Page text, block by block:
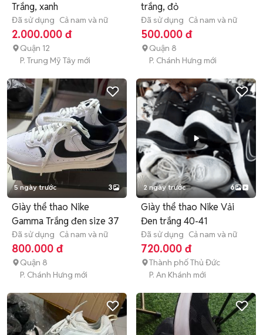
Trắng, xanh
Đã sử dụng Cả nam và nữ
2.000.000 đ
Quận 12
P. Trung Mỹ Tây mới
trắng, đỏ
Đã sử dụng Cả nam và nữ
500.000 đ
Quận 8
P. Chánh Hưng mới
5 ngày trước 3
Giày thể thao Nike
Gamma Trắng đen size 37
Đã sử dụng Cả nam và nữ
800.000 đ
Quận 8
P. Chánh Hưng mới
2 ngày trước 6
Giày thể thao Nike Vải
Đen trắng 40-41
Đã sử dụng Cả nam và nữ
720.000 đ
Thành phố Thủ Đức
P. An Khánh mới